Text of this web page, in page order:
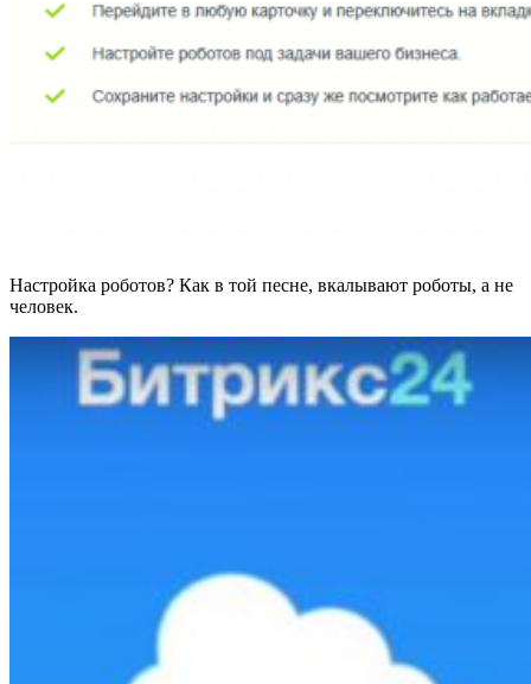
Настройка роботов? Как в той песне, вкалывают роботы, а не
человек.